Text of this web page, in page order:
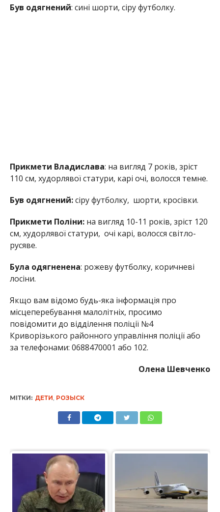
Був одягнений: сині шорти, сіру футболку.
Прикмети Владислава: на вигляд 7 років, зріст
110 см, худорлявої статури, карі очі, волосся темне.
Був одягнений:сіру футболку, шорти, кросівки.
Прикмети Поліни:на вигляд 10-11 років, зріст 120
см, худорлявої статури, очі карі, волосся світло-
русяве.
Була одягненена: рожеву футболку, коричневі
лосіни.
Якщо вам відомо будь-яка інформація про
місцеперебування малолітніх, просимо
повідомити до відділення поліції №4
Криворізького районного управління поліції або
за телефонами: 0688470001 або 102.
Олена Шевченко
МІТКИ: ДЕТИ, РОЗЫСК